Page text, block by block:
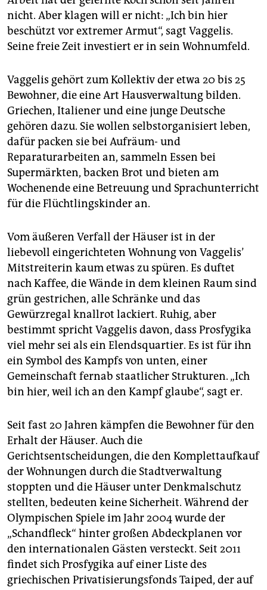
nicht. Aber klagen will er nicht: „Ich bin hier
beschützt vor extremer Armut“, sagt Vaggelis.
Seine freie Zeit investiert er in sein Wohnumfeld.
Vaggelis gehört zum Kollektiv der etwa 20 bis 25
Bewohner, die eine Art Hausverwaltung bilden.
Griechen, Italiener und eine junge Deutsche
gehören dazu. Sie wollen selbstorganisiert leben,
dafür packen sie bei Aufräum- und
Reparaturarbeiten an, sammeln Essen bei
Supermärkten, backen Brot und bieten am
Wochenende eine Betreuung und Sprachunterricht
für die Flüchtlingskinder an.
Vom äußeren Verfall der Häuser ist in der
liebevoll eingerichteten Wohnung von Vaggelis’
Mitstreiterin kaum etwas zu spüren. Es duftet
nach Kaffee, die Wände in dem kleinen Raum sind
grün gestrichen, alle Schränke und das
Gewürzregal knallrot lackiert. Ruhig, aber
bestimmt spricht Vaggelis davon, dass Prosfygika
viel mehr sei als ein Elendsquartier. Es ist für ihn
ein Symbol des Kampfs von unten, einer
Gemeinschaft fernab staatlicher Strukturen. „Ich
bin hier, weil ich an den Kampf glaube“, sagt er.
Seit fast 20 Jahren kämpfen die Bewohner für den
Erhalt der Häuser. Auch die
Gerichtsentscheidungen, die den Komplettaufkauf
der Wohnungen durch die Stadtverwaltung
stoppten und die Häuser unter Denkmalschutz
stellten, bedeuten keine Sicherheit. Während der
Olympischen Spiele im Jahr 2004 wurde der
„Schandfleck“ hinter großen Abdeckplanen vor
den internationalen Gästen versteckt. Seit 2011
findet sich Prosfygika auf einer Liste des
griechischen Privatisierungsfonds Taiped, der auf